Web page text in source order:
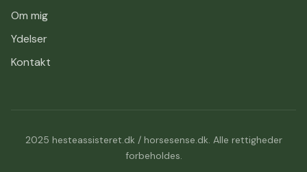
Om mig
Ydelser
Kontakt
2025 hesteassisteret.dk / horsesense.dk. Alle rettigheder
forbeholdes.